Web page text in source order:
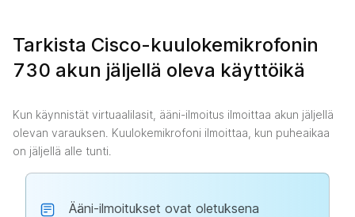
Tarkista Cisco-kuulokemikrofonin
730 akun jäljellä oleva käyttöikä
Kun käynnistät virtuaalilasit, ääni-ilmoitus ilmoittaa akun jäljellä
olevan varauksen. Kuulokemikrofoni ilmoittaa, kun puheaikaa
on jäljellä alle tunti.
Ääni-ilmoitukset ovat oletuksena